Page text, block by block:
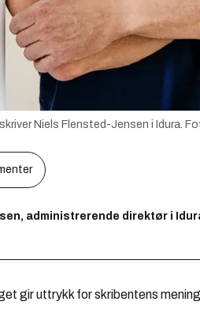
Niels Flensted-Jensen i Idura.
administrerende direktør i
gir uttrykk for skribentens